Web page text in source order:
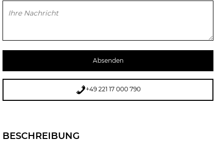
Bitte lasse dieses Feld leer.
+49 221 17 000 790
BESCHREIBUNG